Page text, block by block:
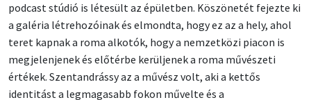
podcast stúdió is létesült az épületben. Köszönetét fejezte ki
a galéria létrehozóinak és elmondta, hogy ez az a hely, ahol
teret kapnak a roma alkotók, hogy a nemzetközi piacon is
megjelenjenek és előtérbe kerüljenek a roma művészeti
értékek. Szentandrássy az a művész volt, aki a kettős
identitást a legmagasabb fokon művelte és a